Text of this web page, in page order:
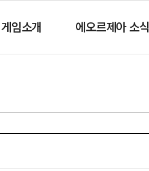
게임소개 에오르제아 소식